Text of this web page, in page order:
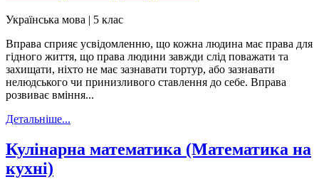
Українська мова | 5 клас
Вправа сприяє усвідомленню, що кожна людина має права для
гідного життя, що права людини завжди слід поважати та
захищати, ніхто не має зазнавати тортур, або зазнавати
нелюдського чи принизливого ставлення до себе. Вправа
розвиває вміння...
Детальніше...
Кулінарна математика (Математика на
кухні)